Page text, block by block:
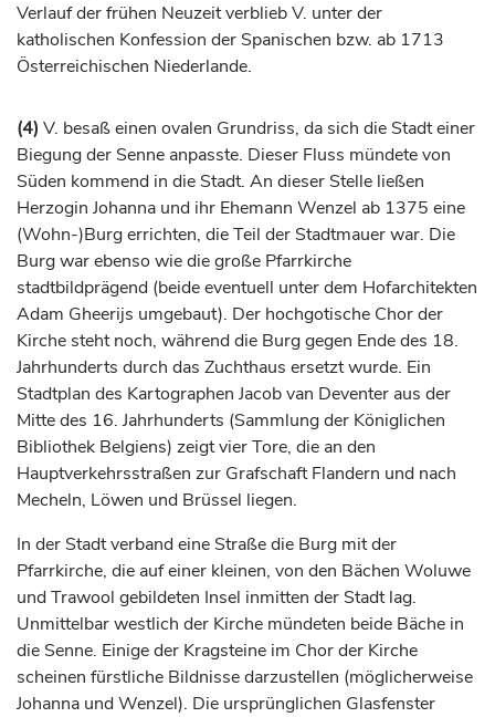
Verlauf der frühen Neuzeit verblieb V. unter der
katholischen Konfession der Spanischen bzw. ab 1713
Österreichischen Niederlande.
(4) V. besaß einen ovalen Grundriss, da sich die Stadt einer
Biegung der Senne anpasste. Dieser Fluss mündete von
Süden kommend in die Stadt. An dieser Stelle ließen
Herzogin Johanna und ihr Ehemann Wenzel ab 1375 eine
(Wohn-)Burg errichten, die Teil der Stadtmauer war. Die
Burg war ebenso wie die große Pfarrkirche
stadtbildprägend (beide eventuell unter dem Hofarchitekten
Adam Gheerijs umgebaut). Der hochgotische Chor der
Kirche steht noch, während die Burg gegen Ende des 18.
Jahrhunderts durch das Zuchthaus ersetzt wurde. Ein
Stadtplan des Kartographen Jacob van Deventer aus der
Mitte des 16. Jahrhunderts (Sammlung der Königlichen
Bibliothek Belgiens) zeigt vier Tore, die an den
Hauptverkehrsstraßen zur GrafschaftFlandern und nach
Mecheln, Löwen und Brüssel liegen.
In der Stadt verband eine Straße die Burg mit der
Pfarrkirche, die auf einer kleinen, von den Bächen Woluwe
und Trawool gebildeten Insel inmitten der Stadt lag.
Unmittelbar westlich der Kirche mündeten beide Bäche in
die Senne. Einige der Kragsteine im Chor der Kirche
scheinen fürstliche Bildnisse darzustellen (möglicherweise
Johanna und Wenzel). Die ursprünglichen Glasfenster